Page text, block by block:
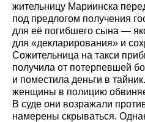
жительницу Мариинска
под предлогом получения
для её погибшего сына —
для «декларирования» и
Сожительница на такси
получила от потерпевшей
и поместила деньги в
женщины в полицию
В суде они возражали
намерены скрываться.